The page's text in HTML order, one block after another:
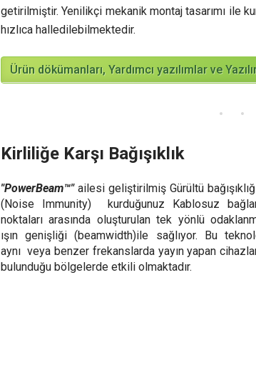
getirilmiştir. Yenilikçi mekanik montaj tasarımı ile
hızlıca halledilebilmektedir.
Ürün dökümanları, Yardımcı yazılımlar ve
Kirliliğe Karşı Bağışıklık
"PowerBeam™"ailesi geliştirilmiş Gürültü
(Noise Immunity) kurduğunuz Kablosuz
noktaları arasında oluşturulan tek yönlü
ışın genişliği (beamwidth)ile sağlıyor. Bu
aynı veya benzer frekanslarda yayın yapan
bulunduğu bölgelerde etkili olmaktadır.